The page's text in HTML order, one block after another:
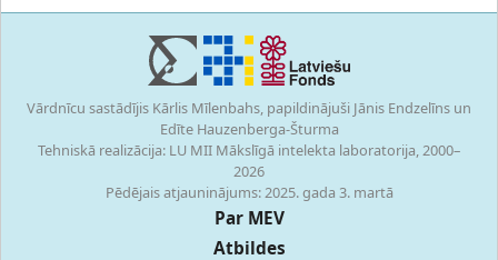
Vārdnīcu sastādījis Kārlis Mīlenbahs, papildinājuši Jānis Endzelīns un
Edīte Hauzenberga-Šturma
Tehniskā realizācija: LU MII Mākslīgā intelekta laboratorija, 2000–
2026
Pēdējais atjauninājums: 2025. gada 3. martā
Par MEV
Atbildes